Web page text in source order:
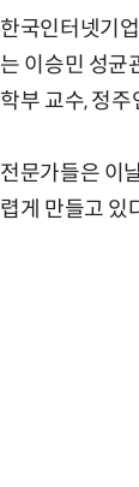
한국인터넷기
는 이승민 성균
학부 교수, 정
전문가들은 이
렵게 만들고 있